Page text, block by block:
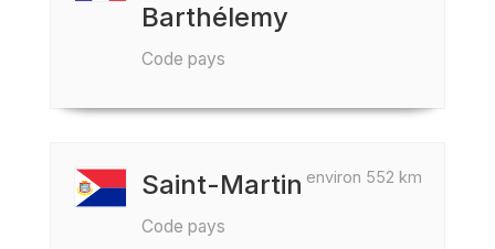
Barthélemy
Code pays
environ 552 km
Saint-Martin
Code pays